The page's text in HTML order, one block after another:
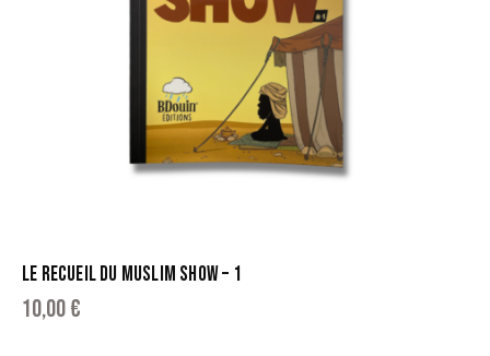
LE RECUEIL DU MUSLIM SHOW – 1
10,00€